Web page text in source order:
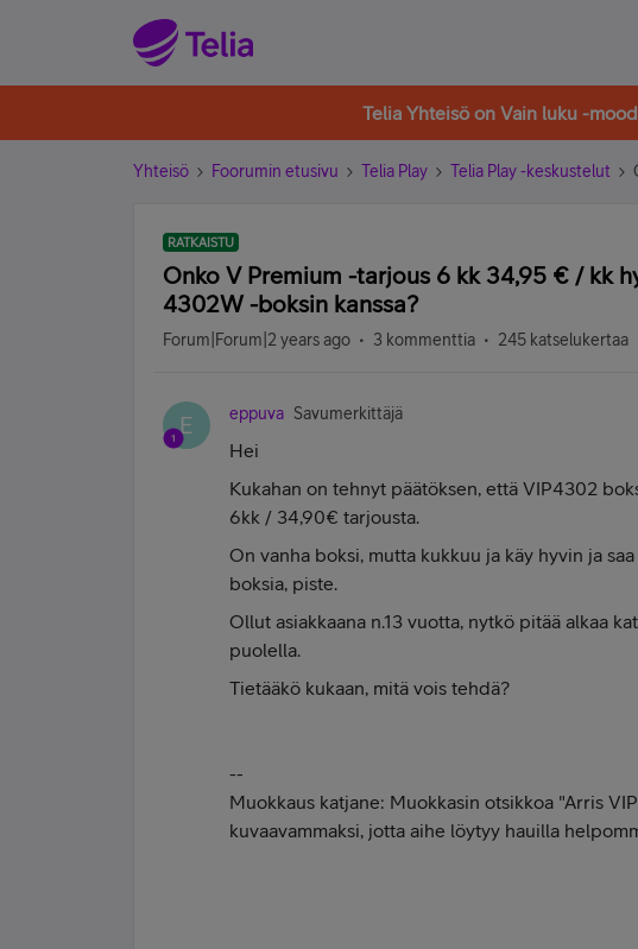
Telia Yhteisö on Vain luku -
Yhteisö Foorumin etusivu Telia Play Telia Play -keskustelut
RATKAISTU
Onko V Premium -tarjous 6 kk 34,95 € / kk
4302W -boksin kanssa?
Forum|Forum|2 years ago 3 kommenttia 245 katselukertaa
E eppuva Savumerkittäjä
Hei
Kukahan on tehnyt päätöksen, että VIP4302
6kk / 34,90€ tarjousta.
On vanha boksi, mutta kukkuu ja käy hyvin ja
boksia, piste.
Ollut asiakkaana n.13 vuotta, nytkö pitää alkaa
puolella.
Tietääkö kukaan, mitä vois tehdä?
--
Muokkaus katjane: Muokkasin otsikkoa "Arris
kuvaavammaksi, jotta aihe löytyy hauilla